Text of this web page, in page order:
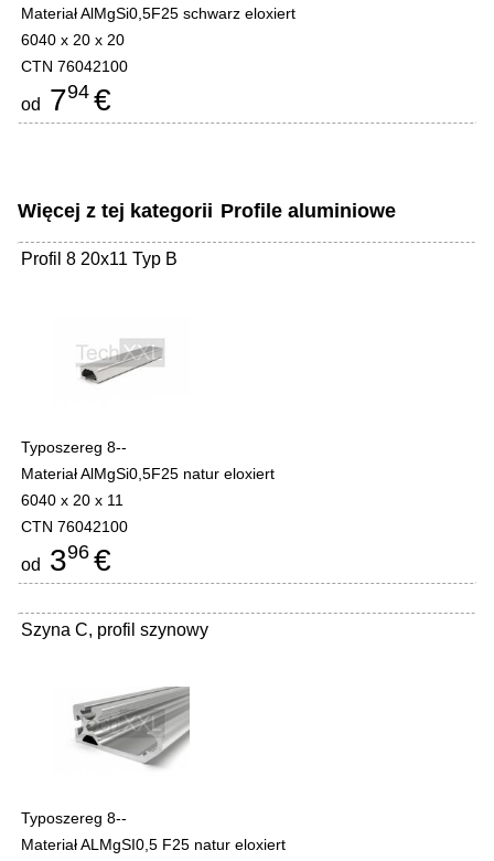
Materiał AlMgSi0,5F25 schwarz eloxiert
6040 x 20 x 20
CTN 76042100
od 794 €
Więcej z tej kategorii Profile aluminiowe
Profil 8 20x11 Typ B
Typoszereg 8--
Materiał AlMgSi0,5F25 natur eloxiert
6040 x 20 x 11
CTN 76042100
od 396 €
Szyna C, profil szynowy
Typoszereg 8--
Materiał ALMgSI0,5 F25 natur eloxiert